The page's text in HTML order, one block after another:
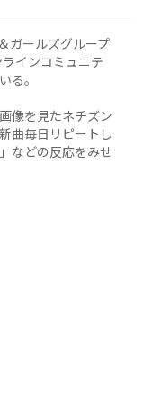
ガールズグループ
インコミュニテ
る。
像を見たネチズン
曲毎日リピートし
などの反応をみせ